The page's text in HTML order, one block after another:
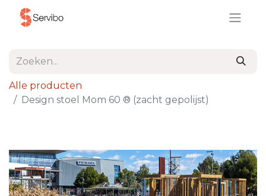
Alle producten
Design stoel Mom 60 ® (zacht gepolijst)